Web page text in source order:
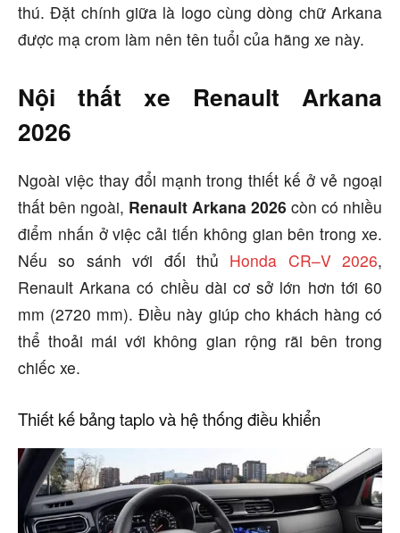
thú. Đặt chính giữa là logo cùng dòng chữ Arkana
được mạ crom làm nên tên tuổi của hãng xe này.
Nội thất xe Renault Arkana
2026
Ngoài việc thay đổi mạnh trong thiết kế ở vẻ ngoại
thất bên ngoài, Renault Arkana 2026 còn có nhiều
điểm nhấn ở việc cải tiến không gian bên trong xe.
Nếu so sánh với đối thủ Honda CR–V 2026,
Renault Arkana có chiều dài cơ sở lớn hơn tới 60
mm (2720 mm). Điều này giúp cho khách hàng có
thể thoải mái với không gian rộng rãi bên trong
chiếc xe.
Thiết kế bảng taplo và hệ thống điều khiển